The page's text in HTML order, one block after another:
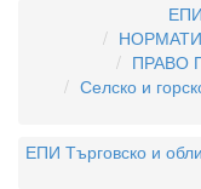
ПРАВО
Селско и
ЕПИ Търговско и